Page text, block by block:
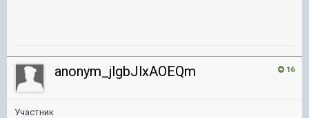
16
anonym_jlgbJlxAOEQm
Участник